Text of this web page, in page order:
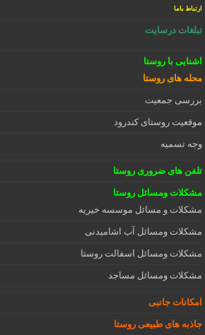
ارتباط باما
تبلغات درسایت
اشنایی با روستا
محله های روستا
بررسی جمعیت
موقعیت روستای کندرود
وجه تسمیه
تلفن های ضروری روستا
مشکلات ومسائل روستا
مشکلات و مسائل موسسه خیریه
مشکلات ومسائل آب اشامیدنی
مشکلات ومسائل اسفالت روستا
مشکلات ومسائل مساجد
امکانات جانبی
جاذبه های طبیعی روستا